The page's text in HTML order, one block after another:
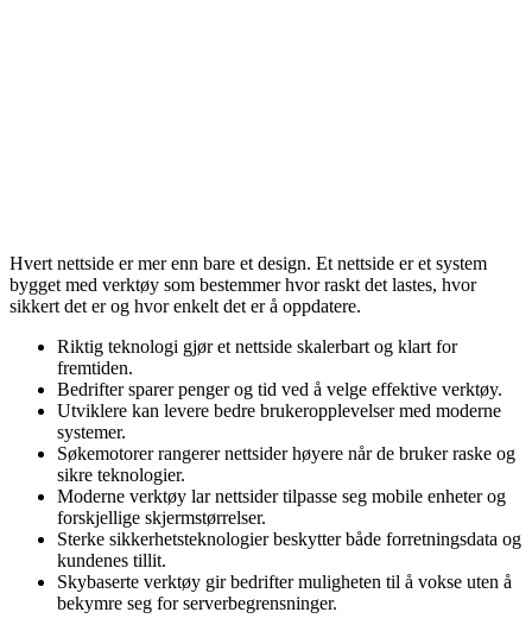
Hvert nettside er mer enn bare et design. Et nettside er et system
bygget med verktøy som bestemmer hvor raskt det lastes, hvor
sikkert det er og hvor enkelt det er å oppdatere.
Riktig teknologi gjør et nettside skalerbart og klart for
fremtiden.
Bedrifter sparer penger og tid ved å velge effektive verktøy.
Utviklere kan levere bedre brukeropplevelser med moderne
systemer.
Søkemotorer rangerer nettsider høyere når de bruker raske og
sikre teknologier.
Moderne verktøy lar nettsider tilpasse seg mobile enheter og
forskjellige skjermstørrelser.
Sterke sikkerhetsteknologier beskytter både forretningsdata og
kundenes tillit.
Skybaserte verktøy gir bedrifter muligheten til å vokse uten å
bekymre seg for serverbegrensninger.